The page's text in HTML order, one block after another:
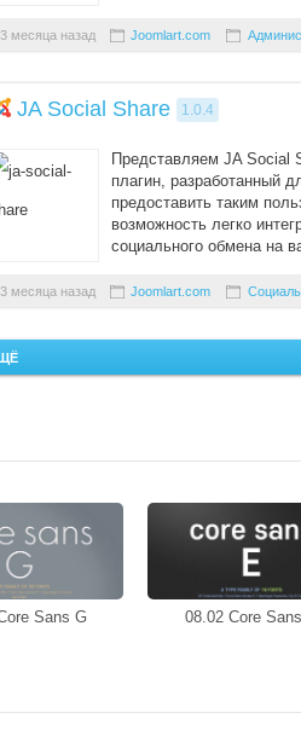
3 месяца назад Joomlart.com
JA Social Share 1.0.4
Представляем JA Social
плагин, разработанный
предоставить таким
возможность легко
социального обмена на
3 месяца назад Joomlart.com
Sans G 08.02 Core